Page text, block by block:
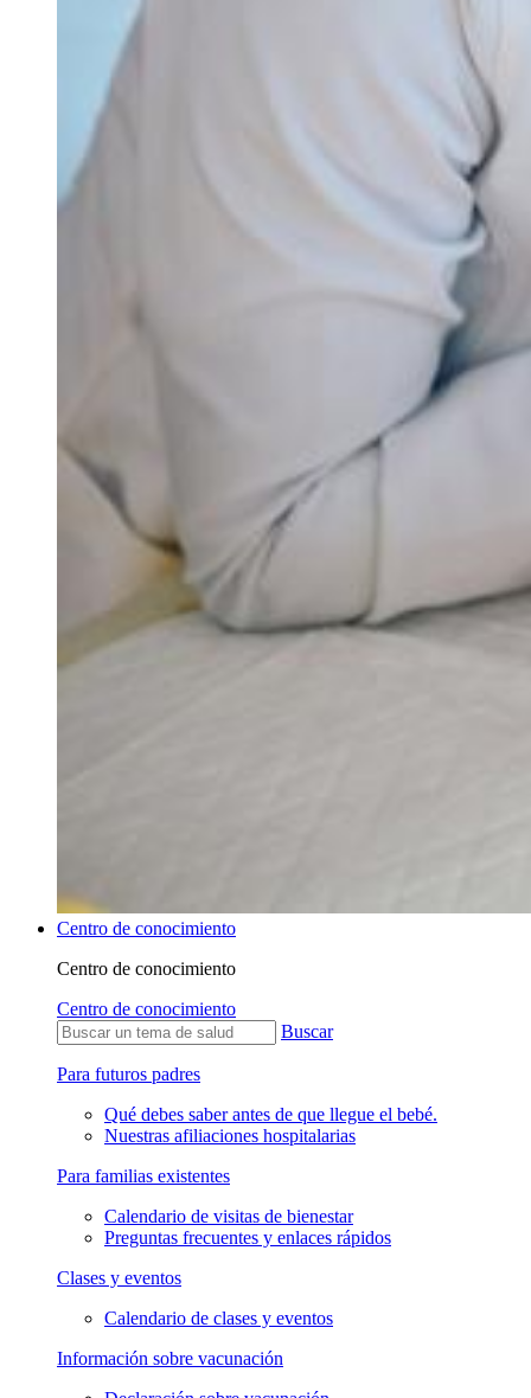
Centro de conocimiento
Centro de conocimiento
Centro de conocimiento
Buscar
Para futuros padres
Qué debes saber antes de que llegue el bebé.
Nuestras afiliaciones hospitalarias
Para familias existentes
Calendario de visitas de bienestar
Preguntas frecuentes y enlaces rápidos
Clases y eventos
Calendario de clases y eventos
Información sobre vacunación